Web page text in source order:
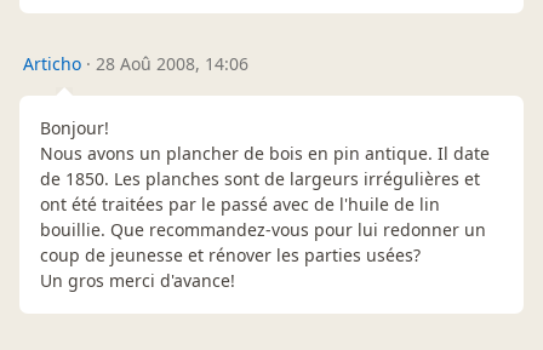
Articho · 28 Aoû 2008, 14:06
Bonjour!
Nous avons un plancher de bois en pin antique. Il date
de 1850. Les planches sont de largeurs irrégulières et
ont été traitées par le passé avec de l'huile de lin
bouillie. Que recommandez-vous pour lui redonner un
coup de jeunesse et rénover les parties usées?
Un gros merci d'avance!